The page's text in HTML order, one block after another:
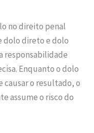
no direito penal
dolo direto e dolo
responsabilidade
Enquanto o dolo
causar o resultado, o
assume o risco do